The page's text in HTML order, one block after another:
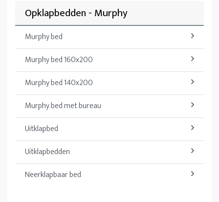
Opklapbedden - Murphy
Murphy bed
Murphy bed 160x200
Murphy bed 140x200
Murphy bed met bureau
Uitklapbed
Uitklapbedden
Neerklapbaar bed